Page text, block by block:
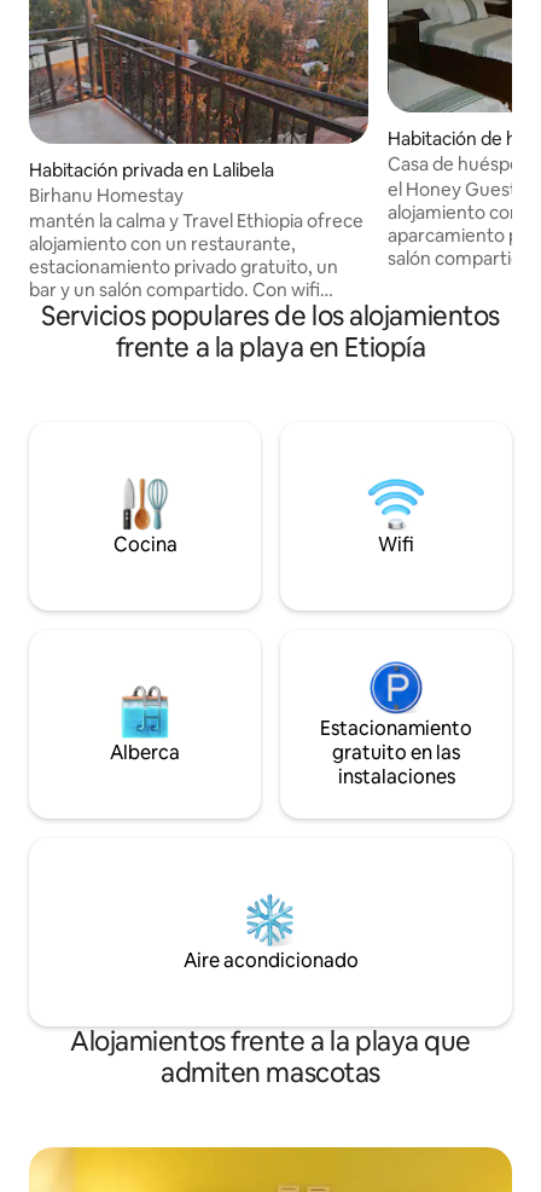
Habitación privada en Lalibela
Birhanu Homestay
mantén la calma y Travel Ethiopia ofrece
alojamiento con un restaurante,
estacionamiento privado gratuito, un
bar y un salón compartido. Con wifi
gratuito, este hotel de 3 estrellas ofrece
servicio de habitaciones y un cajero
automático. Los alojamientos
Habitación de
Casa de
el Honey
alojamiento con
aparcamiento
salón compartido. Este hotel de 3
habitaciones y
alojamientos
horas, cocina
Servicios populares de los alojamientos
frente a la playa en Etiopía
Cocina Wifi
Alberca
Estacionamiento
gratuito en las
instalaciones
Aire acondicionado
Alojamientos frente a la playa que
admiten mascotas